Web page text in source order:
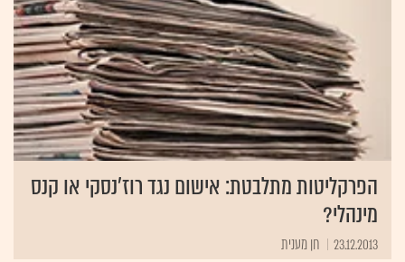
הפרקליטות מתלבטת: אישום נגד רוז'נסקי או קנס
מינהלי?
23.12.2013 חן מענית